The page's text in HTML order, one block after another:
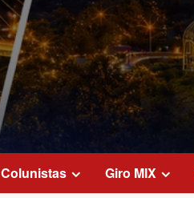
Colunistas Giro MIX